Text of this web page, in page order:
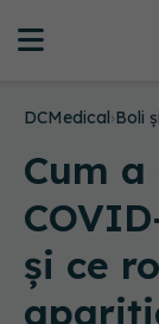
DCMedical›Boli
Cum
și ce